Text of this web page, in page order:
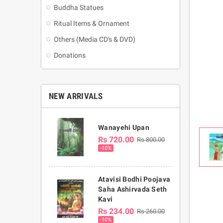
Buddha Statues
Ritual Items & Ornament
Others (Media CD's & DVD)
Donations
NEW ARRIVALS
Wanayehi Upan
Rs 720.00 Rs 800.00
-10%
Atavisi Bodhi Poojava
Saha Ashirvada Seth
Kavi
Rs 234.00 Rs 260.00
-10%